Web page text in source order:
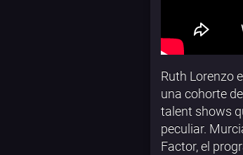
Ruth Lorenzo
una cohorte
talent shows
peculiar.
Factor, el